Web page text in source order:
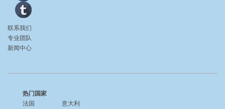
联系我们
专业团队
新闻中心
热门国家
法国
意大利